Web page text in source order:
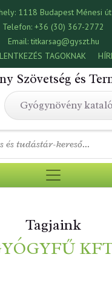
1118 Budapest Ménesi
Telefon: +36 (30) 367-2772
Email:titkarsag@gyszt.hu
TAGOKNAK
Szövetség és
Gyógynövény
Tagjaink